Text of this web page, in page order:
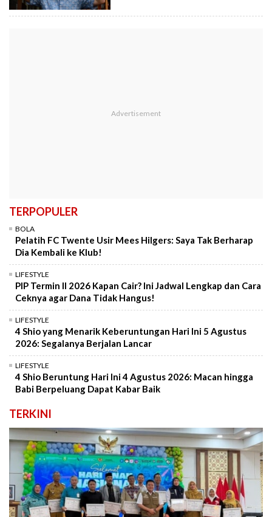
TERPOPULER
BOLA
Pelatih FC Twente Usir Mees Hilgers: Saya Tak Berharap
Dia Kembali ke Klub!
LIFESTYLE
PIP Termin II 2026 Kapan Cair? Ini Jadwal Lengkap dan Cara
Ceknya agar Dana Tidak Hangus!
LIFESTYLE
4 Shio yang Menarik Keberuntungan Hari Ini 5 Agustus
2026: Segalanya Berjalan Lancar
LIFESTYLE
4 Shio Beruntung Hari Ini 4 Agustus 2026: Macan hingga
Babi Berpeluang Dapat Kabar Baik
TERKINI